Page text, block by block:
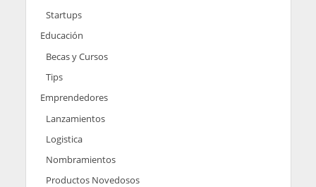
Startups
Educación
Becas y Cursos
Tips
Emprendedores
Lanzamientos
Logistica
Nombramientos
Productos Novedosos